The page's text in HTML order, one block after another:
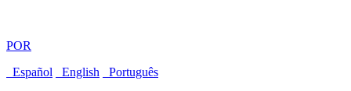
POR
Español
English
Português